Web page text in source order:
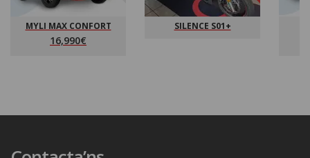
MYLI MAX CONFORT
16,990€
SILENCE S01+